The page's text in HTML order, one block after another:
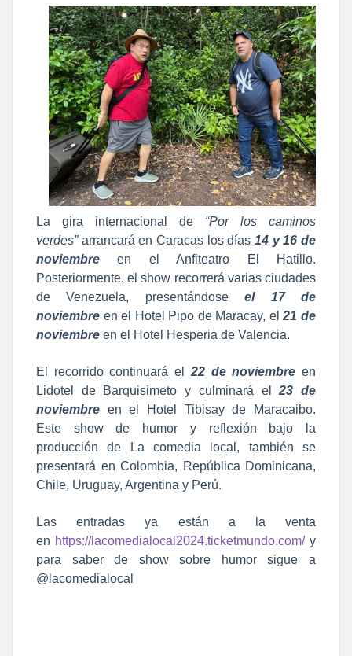
La gira internacional de “Por los caminos
verdes”arrancará en Caracas los días 14 y 16 de
noviembre en el Anfiteatro El Hatillo.
Posteriormente, el show recorrerá varias ciudades
de Venezuela, presentándoseel 17 de
noviembre en el Hotel Pipo de Maracay, el21 de
noviembre en el Hotel Hesperia de Valencia.
El recorrido continuará el 22 de noviembre en
Lidotel de Barquisimeto y culminará el23 de
noviembre en el Hotel Tibisay de Maracaibo.
Este show de humor y reflexión bajo la
producción de La comedia local, también se
presentará en Colombia, República Dominicana,
Chile, Uruguay, Argentina y Perú.
Las entradas ya están a la venta
en https://lacomedialocal2024.ticketmundo.com/y
para saber de show sobre humor sigue a
@lacomedialocal